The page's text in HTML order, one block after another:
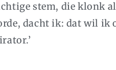
stem, die klonk
dacht ik: dat wil ik